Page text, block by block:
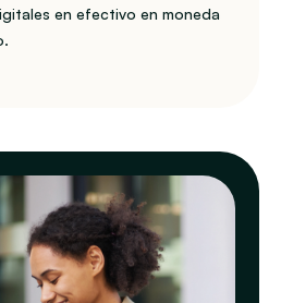
en efectivo en moneda